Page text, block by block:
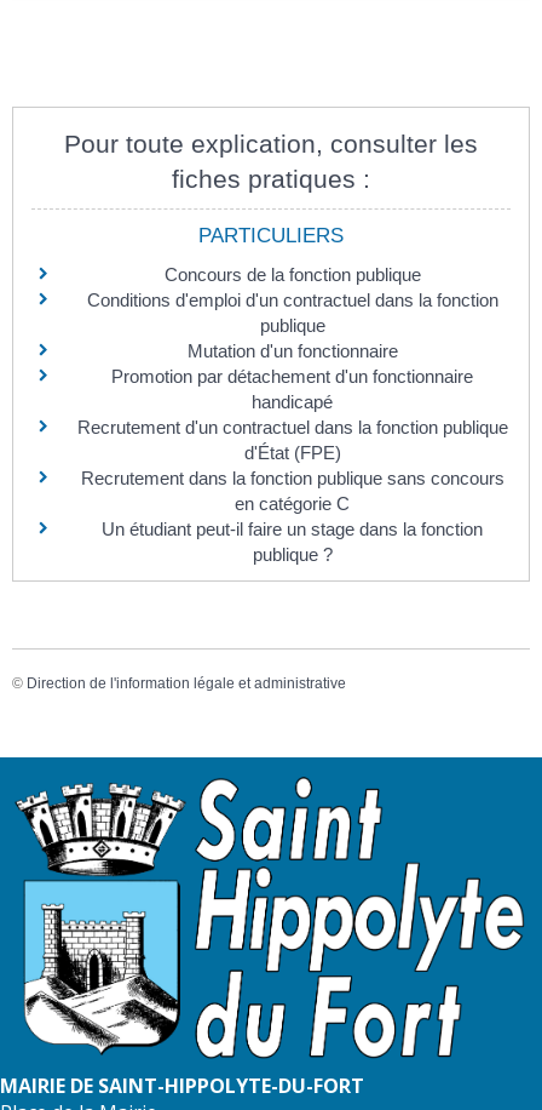
Pour toute explication, consulter les
fiches pratiques :
PARTICULIERS
Concours de la fonction publique
Conditions d'emploi d'un contractuel dans la fonction
publique
Mutation d'un fonctionnaire
Promotion par détachement d'un fonctionnaire
handicapé
Recrutement d'un contractuel dans la fonction publique
d'État (FPE)
Recrutement dans la fonction publique sans concours
en catégorie C
Un étudiant peut-il faire un stage dans la fonction
publique ?
© Direction de l'information légale et administrative
MAIRIE DE SAINT-HIPPOLYTE-DU-FORT